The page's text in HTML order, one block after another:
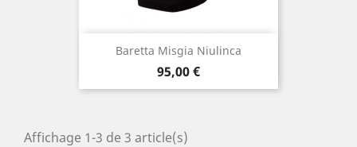
Baretta Misgia Niulinca
Prix
95,00 €
Affichage 1-3 de 3 article(s)